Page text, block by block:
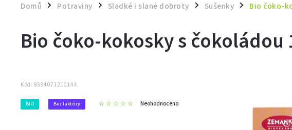
Domů / Potraviny / Sladké i slané dobroty / Sušenky / Bio čoko-
Bio čoko-kokosky s čokoládou
Kód: 8594071210144
BIO Bez laktózy Neohodnoceno